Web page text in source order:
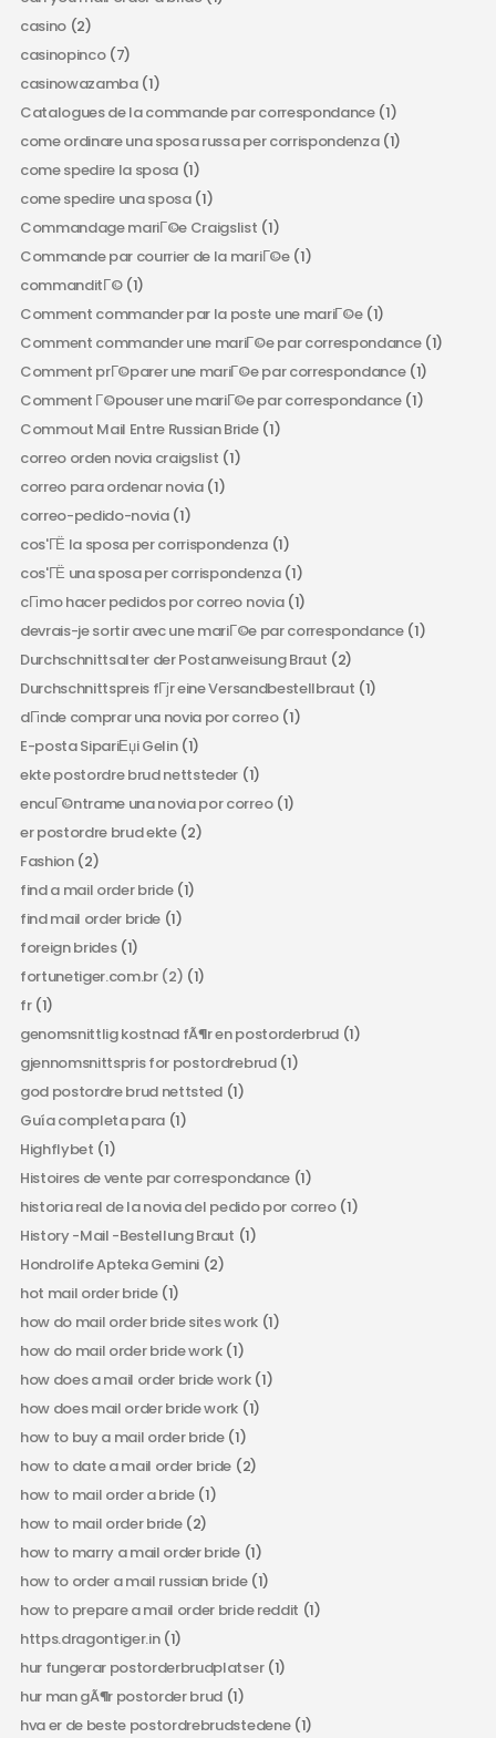
casino(2)
casinopinco(7)
casinowazamba(1)
Catalogues de la commande par correspondance(1)
come ordinare una sposa russa per corrispondenza(1)
come spedire la sposa (1)
come spedire una sposa(1)
Commandage mariГ©e Craigslist (1)
Commande par courrier de la mariГ©e(1)
commanditГ©(1)
Comment commander par la poste une mariГ©e(1)
Comment commander une mariГ©e par correspondance(1)
Comment prГ©parer une mariГ©e par correspondance(1)
Comment Г©pouser une mariГ©e par correspondance(1)
Commout Mail Entre Russian Bride(1)
correo orden novia craigslist (1)
correo para ordenar novia(1)
correo-pedido-novia(1)
cos'ГЁ la sposa per corrispondenza(1)
cos'ГЁ una sposa per corrispondenza(1)
cГіmo hacer pedidos por correo novia(1)
devrais-je sortir avec une mariГ©e par correspondance(1)
Durchschnittsalter der Postanweisung Braut (2)
Durchschnittspreis fГјr eine Versandbestellbraut (1)
dГіnde comprar una novia por correo(1)
E-posta SipariЕџi Gelin(1)
ekte postordre brud nettsteder (1)
encuГ©ntrame una novia por correo(1)
er postordre brud ekte(2)
Fashion(2)
find a mail order bride(1)
find mail order bride (1)
foreign brides(1)
fortunetiger.com.br (2) (1)
fr(1)
genomsnittlig kostnad fÃ¶r en postorderbrud(1)
gjennomsnittspris for postordrebrud(1)
god postordre brud nettsted (1)
Guía completa para (1)
Highflybet (1)
Histoires de vente par correspondance(1)
historia real de la novia del pedido por correo(1)
History -Mail -Bestellung Braut (1)
Hondrolife Apteka Gemini (2)
hot mail order bride(1)
how do mail order bride sites work(1)
how do mail order bride work(1)
how does a mail order bride work(1)
how does mail order bride work (1)
how to buy a mail order bride(1)
how to date a mail order bride (2)
how to mail order a bride(1)
how to mail order bride(2)
how to marry a mail order bride(1)
how to order a mail russian bride(1)
how to prepare a mail order bride reddit (1)
https.dragontiger.in(1)
hur fungerar postorderbrudplatser(1)
hur man gÃ¶r postorder brud (1)
hva er de beste postordrebrudstedene(1)